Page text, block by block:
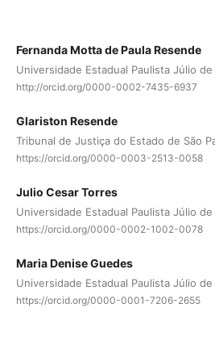
Fernanda Motta de Paula Resende
Universidade Estadual Paulista Júlio
http://orcid.org/0000-0002-7435-6937
Glariston Resende
Tribunal de Justiça do Estado de São
https://orcid.org/0000-0003-2513-0058
Julio Cesar Torres
Universidade Estadual Paulista Júlio
https://orcid.org/0000-0002-1002-0078
Maria Denise Guedes
Universidade Estadual Paulista Júlio
https://orcid.org/0000-0001-7206-2655